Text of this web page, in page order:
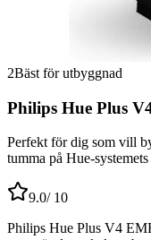
2Bäst för utbyggnad
Philips Hue Plus
Perfekt för dig som vill
tumma på Hue-
9.0/ 10
Philips Hue Plus V4